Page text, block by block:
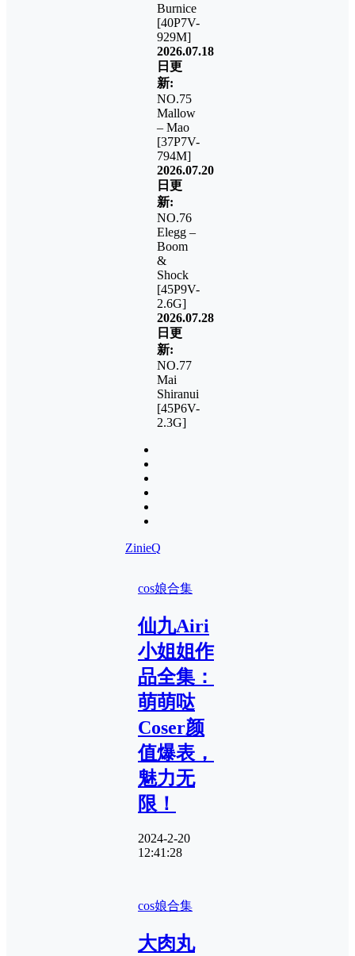
Burnice
[40P7V-
929M]
2026.07.18
日更
新:
NO.75
Mallow
– Mao
[37P7V-
794M]
2026.07.20
日更
新:
NO.76
Elegg –
Boom
&
Shock
[45P9V-
2.6G]
2026.07.28
日更
新:
NO.77
Mai
Shiranui
[45P6V-
2.3G]
ZinieQ
cos娘合集
仙九Airi
小姐姐作
品全集：
萌萌哒
Coser颜
值爆表，
魅力无
限！
2024-2-20
12:41:28
cos娘合集
大肉丸